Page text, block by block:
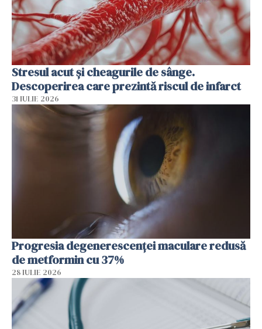
Stresul acut și cheagurile de sânge.
Descoperirea care prezintă riscul de infarct
31 IULIE 2026
Progresia degenerescenței maculare redusă
de metformin cu 37%
28 IULIE 2026